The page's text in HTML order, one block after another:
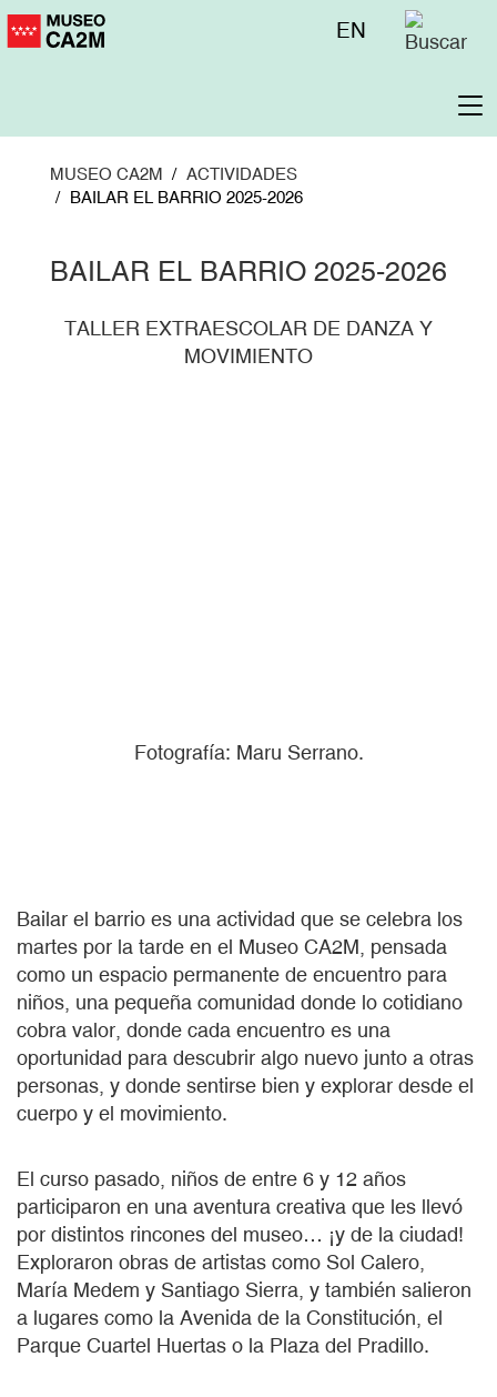
Pasar
Menú
EN
MUSEO CA2M
ACTIVIDADES
BAILAR EL BARRIO 2025-2026
BAILAR EL BARRIO 2025-2026
TALLER EXTRAESCOLAR DE DANZA Y
MOVIMIENTO
Fotografía: Maru Serrano.
Bailar el barrio es una actividad que se celebra los
martes por la tarde en el Museo CA2M, pensada
como un espacio permanente de encuentro para
niños, una pequeña comunidad donde lo cotidiano
cobra valor, donde cada encuentro es una
oportunidad para descubrir algo nuevo junto a otras
personas, y donde sentirse bien y explorar desde el
cuerpo y el movimiento.
El curso pasado, niños de entre 6 y 12 años
participaron en una aventura creativa que les llevó
por distintos rincones del museo… ¡y de la ciudad!
Exploraron obras de artistas como Sol Calero,
María Medem y Santiago Sierra, y también salieron
a lugares como la Avenida de la Constitución, el
Parque Cuartel Huertas o la Plaza del Pradillo.